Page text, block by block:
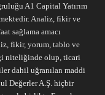
A1 Capital Yatırım
Analiz, fikir ve
sağlama amacı
fikir, yorum, tablo ve
niteliğinde olup, ticari
dahil uğranılan maddi
Değerler A.Ş. hiçbir